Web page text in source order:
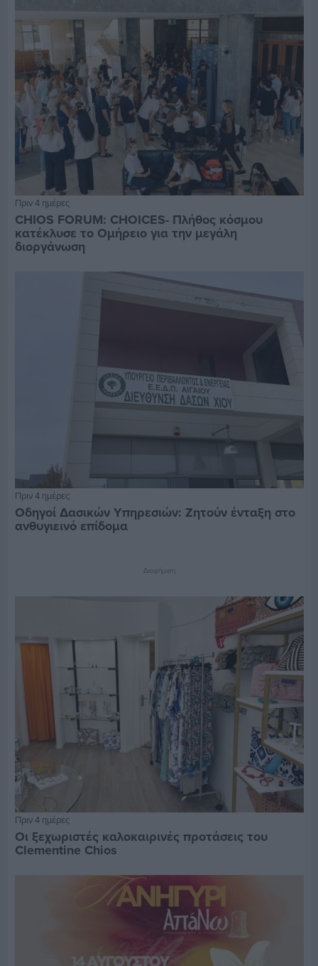
Πριν 4 ημέρες
CHIOS FORUM: CHOICES- Πλήθος κόσμου
κατέκλυσε το Ομήρειο για την μεγάλη
διοργάνωση
Πριν 4 ημέρες
Οδηγοί Δασικών Υπηρεσιών: Ζητούν ένταξη στο
ανθυγιεινό επίδομα
Διαφήμιση
Πριν 4 ημέρες
Οι ξεχωριστές καλοκαιρινές προτάσεις του
Clementine Chios